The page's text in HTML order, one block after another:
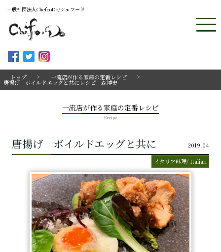
一般社団法人ChefooDo/シェフード
トップ 一流店が作る家庭の定番レシピ
唐揚げ ボイルドエッグと共にレシピ 森博史
一流店が作る家庭の定番レシピ
Recipe
唐揚げ ボイルドエッグと共に 2019.04
イタリア料理/ Italian